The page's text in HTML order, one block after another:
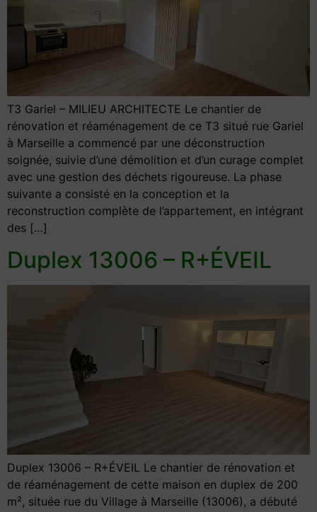
T3 Gariel – MILIEU ARCHITECTE Le chantier de
rénovation et réaménagement de ce T3 situé rue Gariel
à Marseille a commencé par une déconstruction
soignée, suivie d’une démolition et d’un curage complet
avec une gestion des déchets rigoureuse. La phase
suivante a consisté en la conception et la
reconstruction complète de l’appartement, en intégrant
des […]
Duplex 13006 – R+ÉVEIL
Duplex 13006 – R+ÉVEIL Le chantier de rénovation et
de réaménagement de cette maison en duplex de 200
m², située rue du Village à Marseille (13006), a débuté